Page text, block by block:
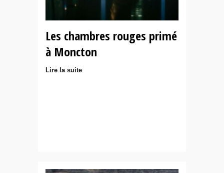
Les chambres rouges primé
à Moncton
Lire la suite